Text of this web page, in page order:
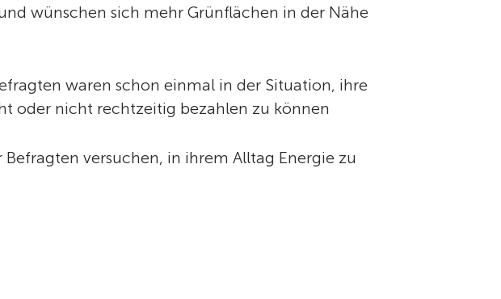
wünschen sich mehr Grünflächen in der Nähe
waren schon einmal in der Situation, ihre
oder nicht rechtzeitig bezahlen zu können
Befragten versuchen, in ihrem Alltag Energie zu